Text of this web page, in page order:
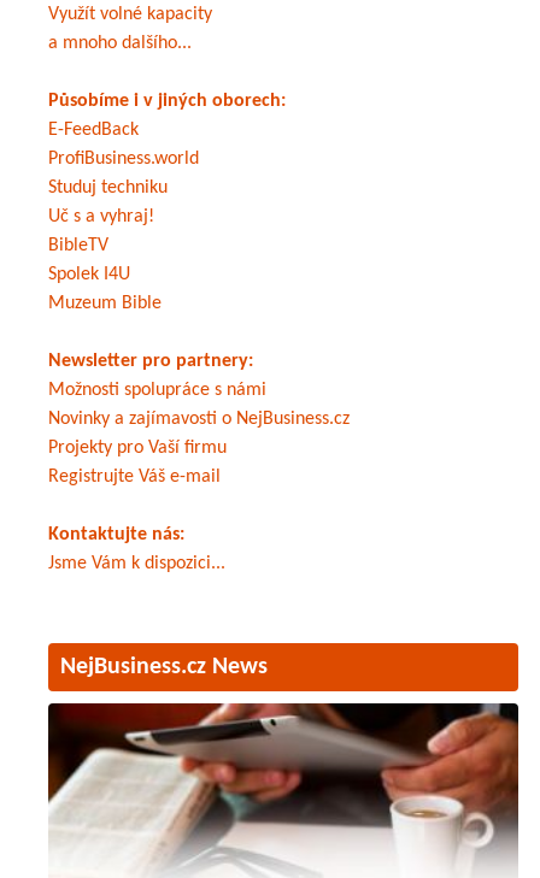
Využít volné kapacity
a mnoho dalšího...
Působíme i v jiných oborech:
E-FeedBack
ProfiBusiness.world
Studuj techniku
Uč s a vyhraj!
BibleTV
Spolek I4U
Muzeum Bible
Newsletter pro partnery:
Možnosti spolupráce s námi
Novinky a zajímavosti o NejBusiness.cz
Projekty pro Vaší firmu
Registrujte Váš e-mail
Kontaktujte nás:
Jsme Vám k dispozici...
NejBusiness.cz News